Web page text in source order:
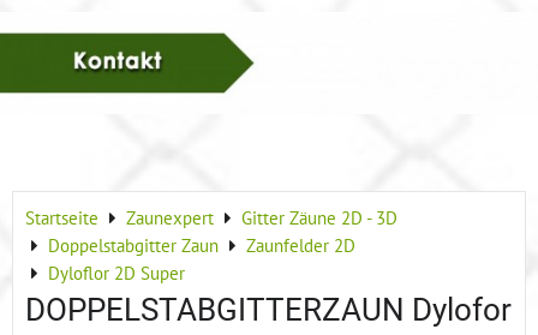
Startseite Zaunexpert
Gitter Zäune 2D - 3D
Doppelstabgitter Zaun
Zaunfelder 2D
Dyloflor 2D Super
DOPPELSTABGITTERZAUN Dylofor